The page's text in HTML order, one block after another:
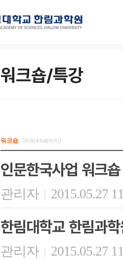
워크숍/특강
워크숍 59개(4/6페이지)
인문한국사업 워크숍
관리자 | 2015.05.27
한림대학교 한림과
관리자 | 2015.05.27